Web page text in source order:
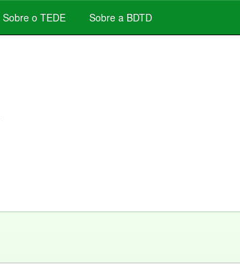
Sobre o TEDE Sobre a BDTD